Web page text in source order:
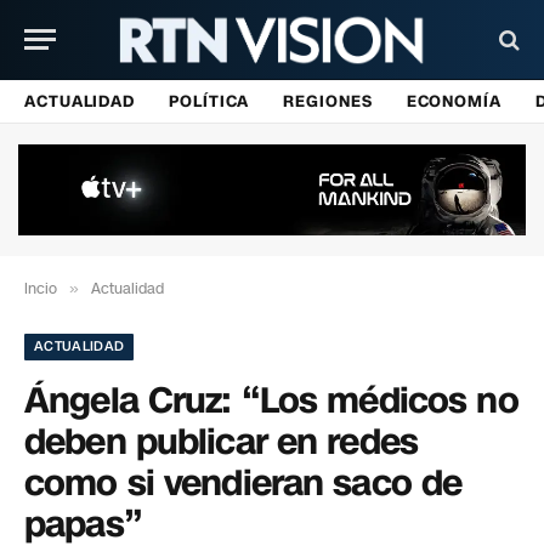
ACTUALIDAD POLÍTICA REGIONES ECONOMÍA
Incio » Actualidad
ACTUALIDAD
Ángela Cruz: “Los médicos no
deben publicar en redes
como si vendieran saco de
papas”